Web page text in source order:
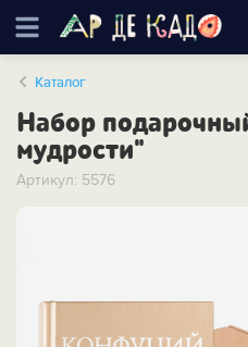
Каталог
Набор
мудрости"
Артикул: 5576